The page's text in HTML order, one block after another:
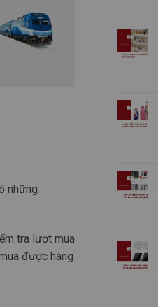
những
tra lượt mua
được hàng